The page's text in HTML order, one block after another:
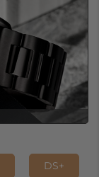
DS+